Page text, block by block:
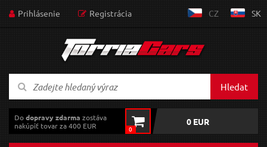
Prihlásenie Registrácia CZ SK
Hledat
Dodopravy zdarma zostáva
nakúpiť tovar za 400 EUR
0
0 EUR